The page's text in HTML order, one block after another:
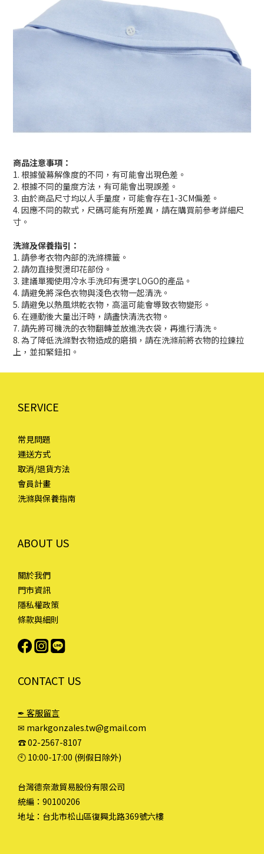
商品注意事項：
1. 根據螢幕解像度的不同，有可能會出現色差。
2. 根據不同的量度方法，有可能會出現誤差。
3. 由於商品尺寸均以人手量度，可能會存在1-3CM偏差。
4. 因應不同的款式，尺碼可能有所差異，請在購買前參考詳細尺
寸。
洗滌及保養指引：
1. 請參考衣物內部的洗滌標籤。
2. 請勿直接熨燙印花部份。
3. 建議單獨使用冷水手洗印有燙字LOGO的產品。
4. 請避免將深色衣物與淺色衣物一起清洗。
5. 請避免以熱風烘乾衣物，高溫可能會導致衣物變形。
6. 在運動後大量出汗時，請盡快清洗衣物。
7. 請先將可機洗的衣物翻轉並放進洗衣袋，再進行清洗。
8. 為了降低洗滌對衣物造成的磨損，請在洗滌前將衣物的拉鍊拉
上，並扣緊鈕扣。
SERVICE
常見問題
運送方式
取消/退貨方法
會員計畫
洗滌與保養指南
ABOUT US
關於我們
門市資訊
隱私權政策
條款與細則
CONTACT US
✒ 客服留言
✉ markgonzales.tw@gmail.com
☎︎ 02-2567-8107
🕙︎ 10:00-17:00 (例假日除外)
台灣德奈澈貿易股份有限公司
統編：90100206
地址：台北市松山區復興北路369號六樓